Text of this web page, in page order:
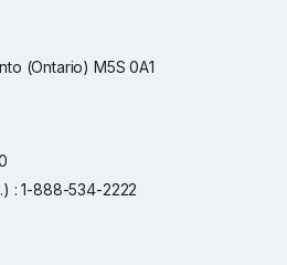
(Ontario) M5S 0A1
: 1-888-534-2222